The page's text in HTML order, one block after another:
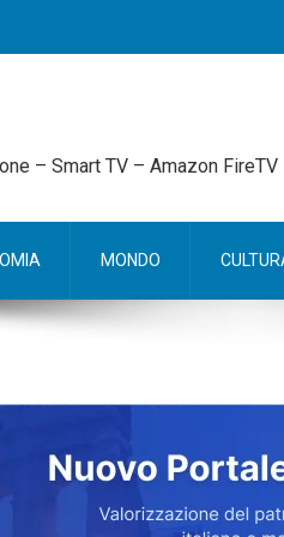
– Smart TV – Amazon FireTV
MONDO